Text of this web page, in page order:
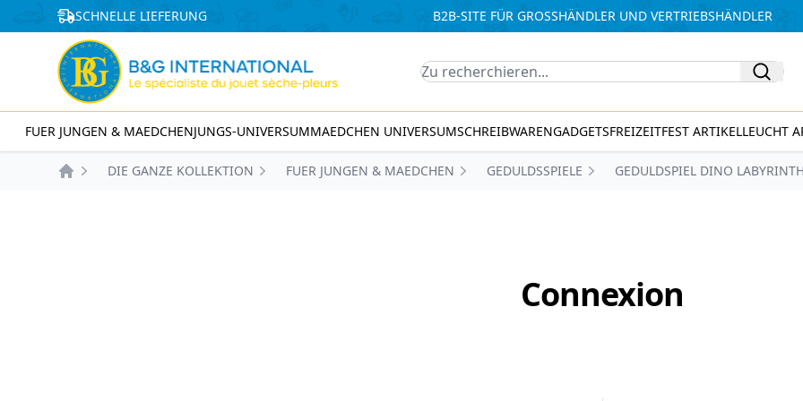
SCHNELLE LIEFERUNG B2B-SITE FÜR GROSSHÄNDLER UND VERTRIEBSHÄNDLER
Recherche
FUER JUNGEN & MAEDCHENJUNGS-UNIVERSUMMAEDCHEN UNIVERSUMSCHREIBWARENGADGETSFREIZEITFEST ARTIKELLEUCHT
DIE GANZE KOLLEKTION FUER JUNGEN & MAEDCHEN GEDULDSSPIELE GEDULDSPIEL DINO
Connexion
Cookie-Einstellungen